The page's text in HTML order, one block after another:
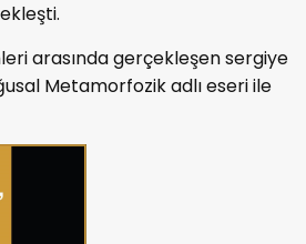
arasında gerçekleşen sergiye
Metamorfozik adlı eseri ile